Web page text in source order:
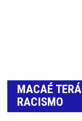
MACAÉ
RACISMO